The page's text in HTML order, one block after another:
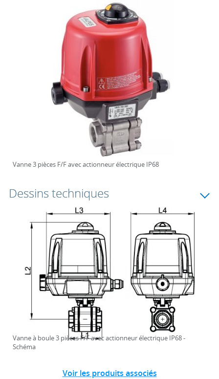
Vanne 3 pièces F/F avec actionneur électrique IP68
Dessins techniques
Vanne à boule 3 pièces F/F avec actionneur électrique IP68 -
Schéma
Voir les produits associés